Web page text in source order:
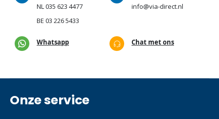
NL035 623 4477
BE 03 226 5433
info@via-direct.nl
Whatsapp Chat met ons
Onze service